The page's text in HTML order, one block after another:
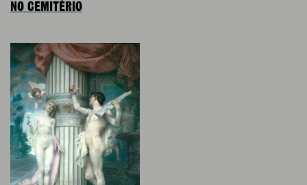
NO CEMITÉRIO